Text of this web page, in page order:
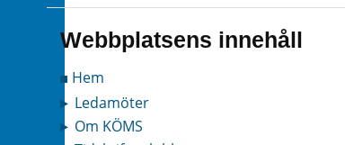
Webbplatsens innehåll
Hem
Ledamöter
Om KÖMS